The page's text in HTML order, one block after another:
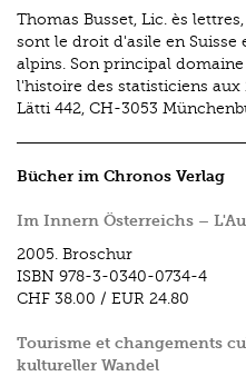
Thomas Busset, Lic. ès
sont le droit d'asile en Suisse
alpins. Son principal
l'histoire des statisticiens aux
Lätti 442, CH-3053
Bücher im Chronos Verlag
Im Innern Österreichs –
2005. Broschur
ISBN 978-3-0340-0734-4
CHF 38.00 / EUR 24.80
Tourisme et changements
kultureller Wandel